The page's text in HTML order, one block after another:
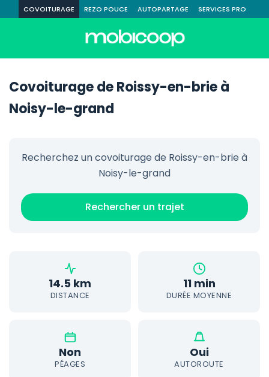
COVOITURAGE REZO POUCE AUTOPARTAGE SERVICES PRO
Covoiturage de Roissy-en-brie à
Noisy-le-grand
Recherchez un covoiturage de Roissy-en-brie à
Noisy-le-grand
Rechercher un trajet
14.5 km
DISTANCE
11 min
DURÉE MOYENNE
Non
PÉAGES
Oui
AUTOROUTE